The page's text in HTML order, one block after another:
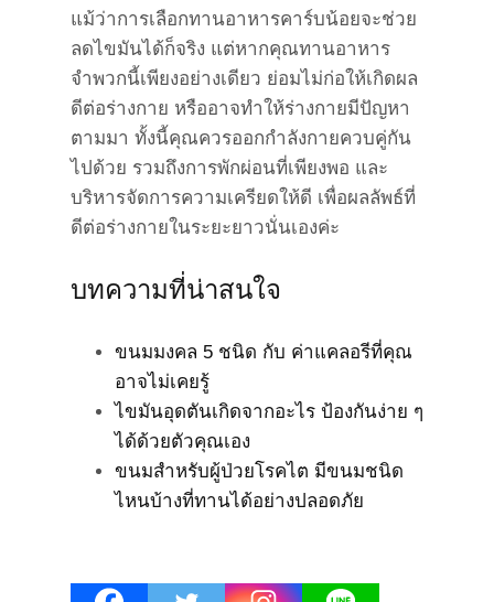
แม้ว่าการเลือกทานอาหารคาร์บน้อยจะช่วย
ลดไขมันได้ก็จริง แต่หากคุณทานอาหาร
จำพวกนี้เพียงอย่างเดียว ย่อมไม่ก่อให้เกิดผล
ดีต่อร่างกาย หรืออาจทำให้ร่างกายมีปัญหา
ตามมา ทั้งนี้คุณควรออกกำลังกายควบคู่กัน
ไปด้วย รวมถึงการพักผ่อนที่เพียงพอ และ
บริหารจัดการความเครียดให้ดี เพื่อผลลัพธ์ที่
ดีต่อร่างกายในระยะยาวนั่นเองค่ะ
บทความที่น่าสนใจ
ขนมมงคล 5 ชนิด กับ ค่าแคลอรีที่คุณ
อาจไม่เคยรู้
ไขมันอุดตันเกิดจากอะไร ป้องกันง่าย ๆ
ได้ด้วยตัวคุณเอง
ขนมสำหรับผู้ป่วยโรคไต มีขนมชนิด
ไหนบ้างที่ทานได้อย่างปลอดภัย